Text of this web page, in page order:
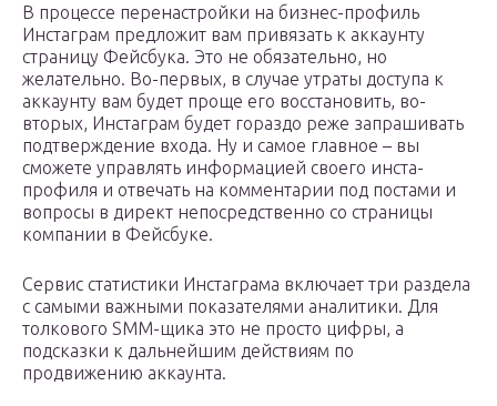
В процессе перенастройки на бизнес-профиль
Инстаграм предложит вам привязать к аккаунту
страницу Фейсбука. Это не обязательно, но
желательно. Во-первых, в случае утраты доступа к
аккаунту вам будет проще его восстановить, во-
вторых, Инстаграм будет гораздо реже запрашивать
подтверждение входа. Ну и самое главное – вы
сможете управлять информацией своего инста-
профиля и отвечать на комментарии под постами и
вопросы в директ непосредственно со страницы
компании в Фейсбуке.
Сервис статистики Инстаграма включает три раздела
с самыми важными показателями аналитики. Для
толкового SMM-щика это не просто цифры, а
подсказки к дальнейшим действиям по
продвижению аккаунта.